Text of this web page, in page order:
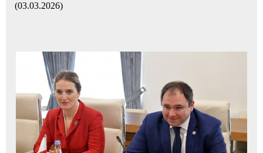
(03.03.2026)